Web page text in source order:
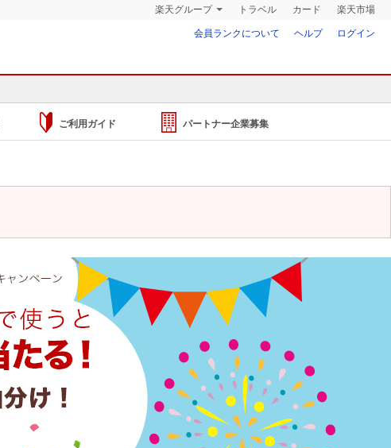
楽天グループ トラベル カード 楽天市場
会員ランクについて ヘルプ ログイン
ご利用ガイド パートナー企業募集